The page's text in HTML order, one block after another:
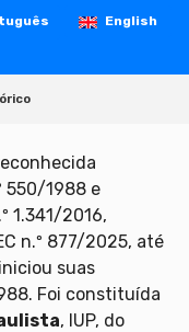
English
550/1988 e
1.341/2016,
n.º 877/2025, até
suas
Foi constituída
, IUP, do